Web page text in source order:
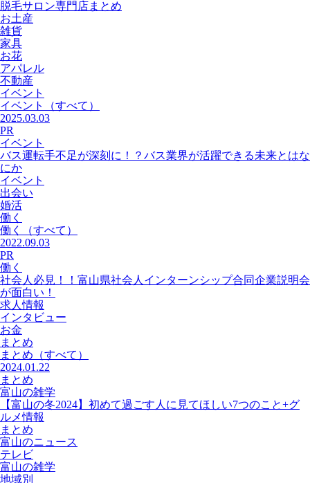
脱毛サロン専門店まとめ
お土産
雑貨
家具
お花
アパレル
不動産
イベント
イベント
（すべて）
2025.03.03
PR
イベント
バス運転手不足が深刻に！？バス業界が活躍できる未来とはな
にか
イベント
出会い
婚活
働く
働く
（すべて）
2022.09.03
PR
働く
社会人必見！！富山県社会人インターンシップ合同企業説明会
が面白い！
求人情報
インタビュー
お金
まとめ
まとめ （すべて）
2024.01.22
まとめ
富山の雑学
【富山の冬2024】初めて過ごす人に見てほしい7つのこと+グ
ルメ情報
まとめ
富山のニュース
テレビ
富山の雑学
地域別